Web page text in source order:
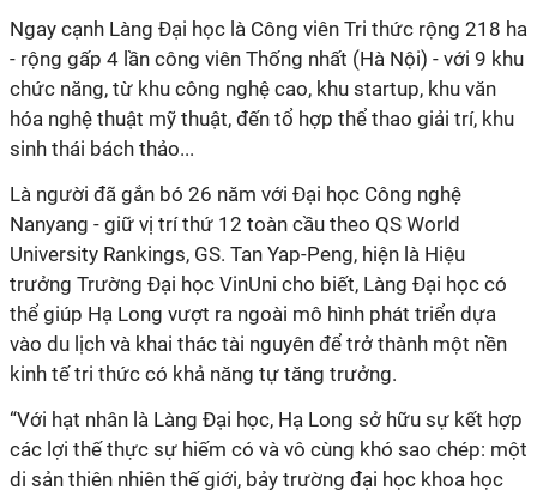
Ngay cạnh Làng Đại học là Công viên Tri thức rộng 218 ha
- rộng gấp 4 lần công viên Thống nhất (Hà Nội) - với 9 khu
chức năng, từ khu công nghệ cao, khu startup, khu văn
hóa nghệ thuật mỹ thuật, đến tổ hợp thể thao giải trí, khu
sinh thái bách thảo...
Là người đã gắn bó 26 năm với Đại học Công nghệ
Nanyang - giữ vị trí thứ 12 toàn cầu theo QS World
University Rankings, GS. Tan Yap-Peng, hiện là Hiệu
trưởng Trường Đại học VinUni cho biết, Làng Đại học có
thể giúp Hạ Long vượt ra ngoài mô hình phát triển dựa
vào du lịch và khai thác tài nguyên để trở thành một nền
kinh tế tri thức có khả năng tự tăng trưởng.
“Với hạt nhân là Làng Đại học, Hạ Long sở hữu sự kết hợp
các lợi thế thực sự hiếm có và vô cùng khó sao chép: một
d i sản thiên nhiên thế giới, bảy trường đại học khoa học